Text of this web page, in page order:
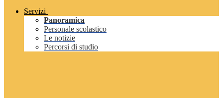
Servizi
Panoramica
Personale scolastico
Le notizie
Percorsi di studio